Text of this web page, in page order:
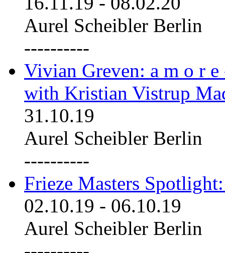
Aurel Scheibler Berlin
----------
Vivian Greven: a m o r
with Kristian Vistrup
31.10.19
Aurel Scheibler Berlin
----------
Frieze Masters
02.10.19 - 06.10.19
Aurel Scheibler Berlin